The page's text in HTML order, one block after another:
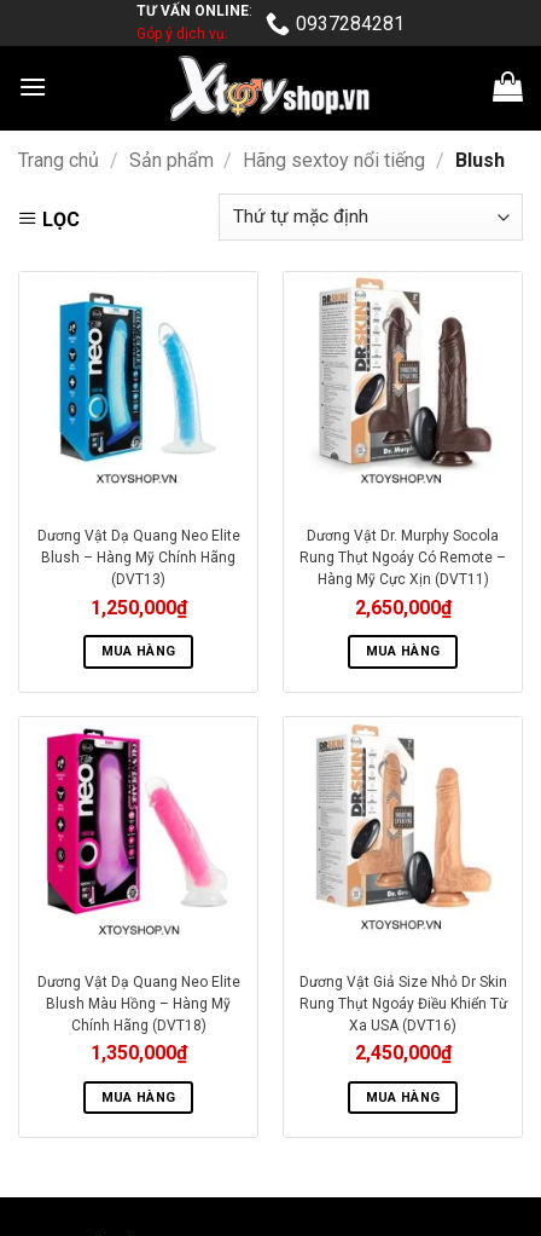
to
content
TƯ VẤN ONLINE:
Góp ý dịch vụ:
0937284281
Trang chủ / Sản phẩm / Hãng sextoy nổi tiếng / Blush
LỌC
Dương Vật Dạ Quang Neo Elite
Blush – Hàng Mỹ Chính Hãng
(DVT13)
1,250,000₫
MUA HÀNG
Dương Vật Dr. Murphy Socola
Rung Thụt Ngoáy Có Remote –
Hàng Mỹ Cực Xịn (DVT11)
2,650,000₫
MUA HÀNG
Dương Vật Dạ Quang Neo Elite
Blush Màu Hồng – Hàng Mỹ
Chính Hãng (DVT18)
1,350,000₫
MUA HÀNG
Dương Vật Giả Size Nhỏ Dr Skin
Rung Thụt Ngoáy Điều Khiển Từ
Xa USA (DVT16)
2,450,000₫
MUA HÀNG